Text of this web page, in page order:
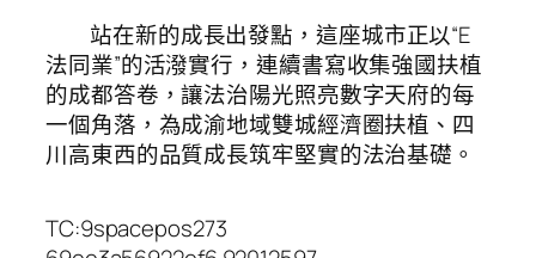
站在新的成長出發點，這座城市正以“E
法同業”的活潑實行，連續書寫收集強國扶植
的成都答卷，讓法治陽光照亮數字天府的每
一個角落，為成渝地域雙城經濟圈扶植、四
川高東西的品質成長筑牢堅實的法治基礎。
TC:9spacepos273